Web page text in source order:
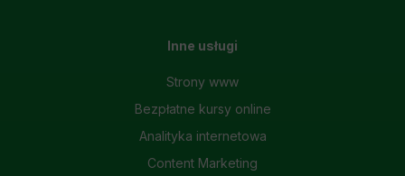
Inne usługi
Strony www
Bezpłatne kursy online
Analityka internetowa
Content Marketing